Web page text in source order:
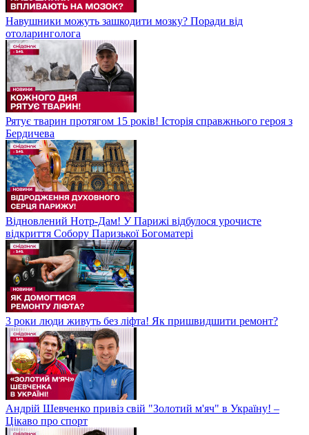
Навушники можуть зашкодити мозку? Поради від
отоларинголога
Рятує тварин протягом 15 років! Історія справжнього героя з
Бердичева
Відновлений Нотр-Дам! У Парижі відбулося урочисте
відкриття Собору Паризької Богоматері
3 роки люди живуть без ліфта! Як пришвидшити ремонт?
Андрій Шевченко привіз свій "Золотий м'яч" в Україну! –
Цікаво про спорт